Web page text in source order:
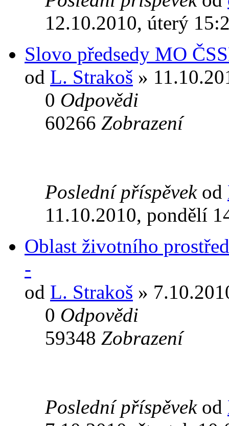
12.10.2010, úterý
Slovo předsedy MO
od L. Strakoš »
0 Odpovědi
60266 Zobrazení
Poslední příspěvek od
11.10.2010, pondělí
Oblast životního
-
od L. Strakoš »
0 Odpovědi
59348 Zobrazení
Poslední příspěvek od